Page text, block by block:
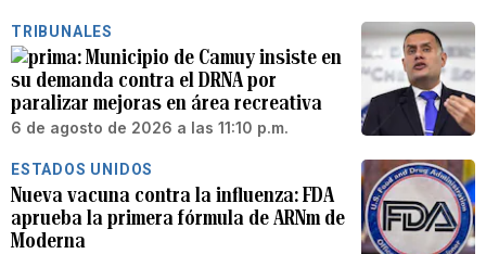
TRIBUNALES
Municipio de Camuy insiste en
su demanda contra el DRNA por
paralizar mejoras en área recreativa
6 de agosto de 2026 a las 11:10 p.m.
ESTADOS UNIDOS
Nueva vacuna contra la influenza: FDA
aprueba la primera fórmula de ARNm de
Moderna